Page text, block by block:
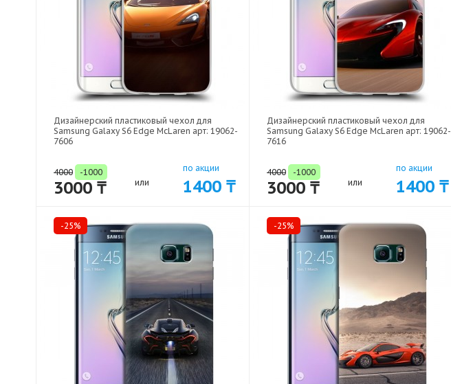
Дизайнерский пластиковый чехол для
Samsung Galaxy S6 Edge McLaren арт: 19062-
7606
4000 -1000
3000 ₸ или
по акции
1400 ₸
Дизайнерский пластиковый чехол для
Samsung Galaxy S6 Edge McLaren арт: 19062-
7616
4000 -1000
3000 ₸ или
по акции
1400 ₸
-25% -25%